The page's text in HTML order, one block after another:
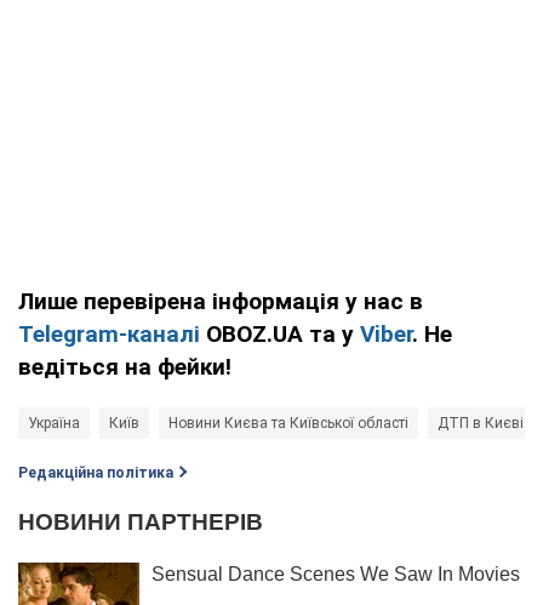
Лише перевірена інформація у нас в
Telegram-каналі OBOZ.UA та у Viber. Не
ведіться на фейки!
Україна Київ Новини Києва та Київської області ДТП в Києві
Редакційна політика